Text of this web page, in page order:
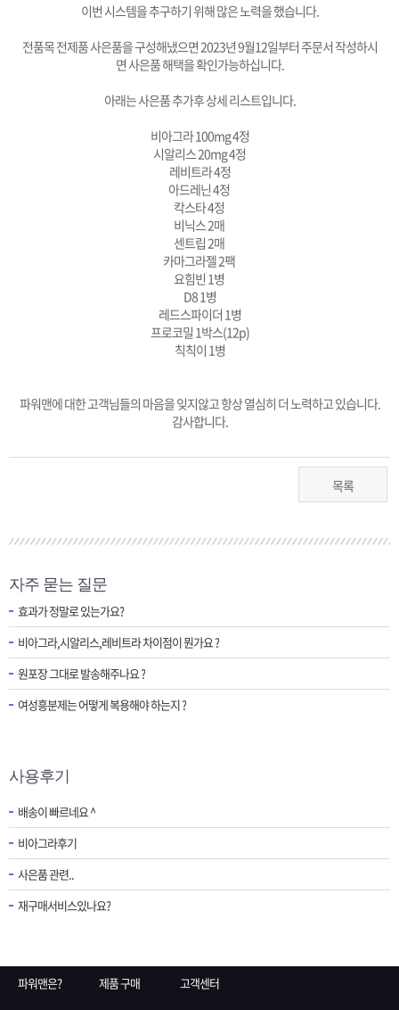
이
조
이번 시스템을 추구하기 위해 많은 노력을 했습니다.
전품목 전제품 사은품을 구성해냈으면 2023년 9월12일부터 주문서 작성하시
면 사은품 해택을 확인가능하십니다.
아래는 사은품 추가후 상세 리스트입니다.
비아그라 100mg 4정
시알리스 20mg 4정
레비트라 4정
아드레닌 4정
칵스타 4정
비닉스 2매
센트립 2매
카마그라젤 2팩
요힘빈 1병
D8 1병
레드스파이더 1병
프로코밀 1박스(12p)
칙칙이 1병
파워맨에 대한 고객님들의 마음을 잊지않고 항상 열심히 더 노력하고 있습니다.
감사합니다.
목록
자주 묻는 질문
효과가 정말로 있는가요?
비아그라,시알리스,레비트라 차이점이 뭔가요 ?
원포장 그대로 발송해주나요 ?
여성흥분제는 어떻게 복용해야 하는지 ?
사용후기
배송이 빠르네요 ^
비아그라후기
사은품 관련..
재구매서비스있나요?
파워맨은? 제품 구매 고객센터